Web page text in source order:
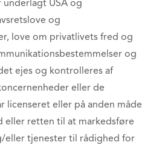
underlagt USA og
og
love om privatlivets fred og
og
ejes og kontrolleres af
eller de
licenseret eller på anden måde
eller retten til at markedsføre
eller tjenester til rådighed for